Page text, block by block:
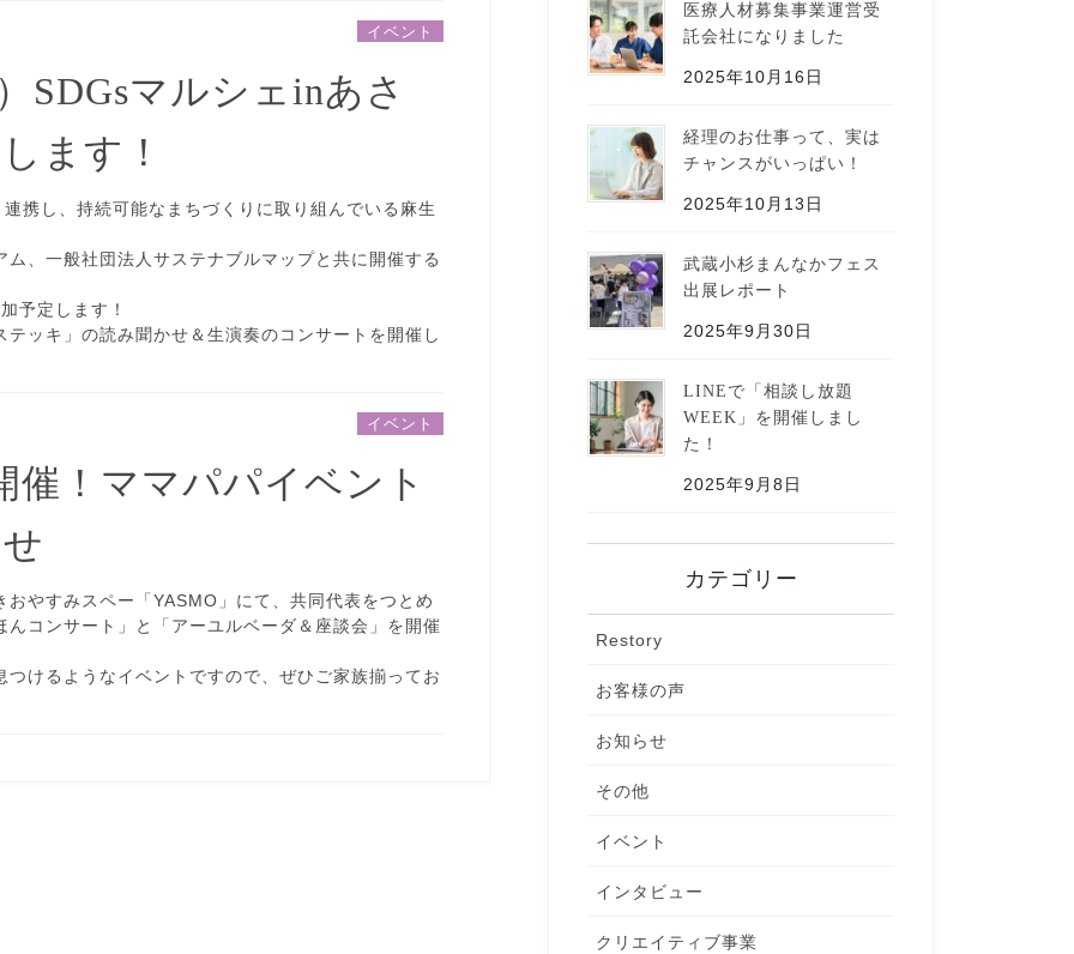
イベント
SDGsマルシェinあさ
ます！
携し、持続可能なまちづくりに取り組んでいる麻生
、一般社団法人サステナブルマップと共に開催する
予定します！
ッキ」の読み聞かせ＆生演奏のコンサートを開催し
イベント
催！ママパパイベント
やすみスペー「YASMO」にて、共同代表をつとめ
コンサート」と「アーユルベーダ＆座談会」を開催
けるようなイベントですので、ぜひご家族揃ってお
医療人材募集事業運営受
託会社になりました
2025年10月16日
経理のお仕事って、実は
チャンスがいっぱい！
2025年10月13日
武蔵小杉まんなかフェス
出展レポート
2025年9月30日
LINEで「相談し放題
WEEK」を開催しまし
た！
2025年9月8日
カテゴリー
Restory
お客様の声
お知らせ
その他
イベント
インタビュー
クリエイティブ事業